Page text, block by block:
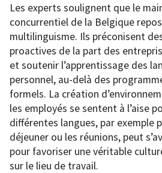
Les experts soulignent que le
concurrentiel de la Belgique
multilinguisme. Ils préconisent
proactives de la part des
et soutenir l’apprentissage des
personnel, au-delà des
formels. La création
les employés se sentent à l’aise
différentes langues, par exemple
déjeuner ou les réunions, peut
pour favoriser une véritable
sur le lieu de travail.